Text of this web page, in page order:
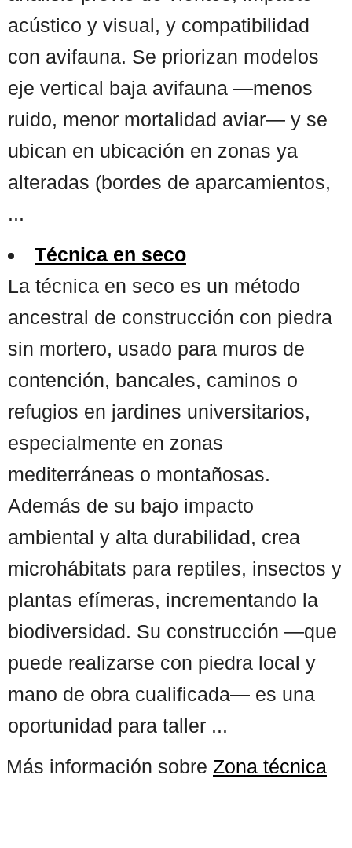
acústico y visual, y compatibilidad
con avifauna. Se priorizan modelos
eje vertical baja avifauna —menos
ruido, menor mortalidad aviar— y se
ubican en ubicación en zonas ya
alteradas (bordes de aparcamientos,
...
Técnica en seco
La técnica en seco es un método
ancestral de construcción con piedra
sin mortero, usado para muros de
contención, bancales, caminos o
refugios en jardines universitarios,
especialmente en zonas
mediterráneas o montañosas.
Además de su bajo impacto
ambiental y alta durabilidad, crea
microhábitats para reptiles, insectos y
plantas efímeras, incrementando la
biodiversidad. Su construcción —que
puede realizarse con piedra local y
mano de obra cualificada— es una
oportunidad para taller ...
Más información sobre Zona técnica